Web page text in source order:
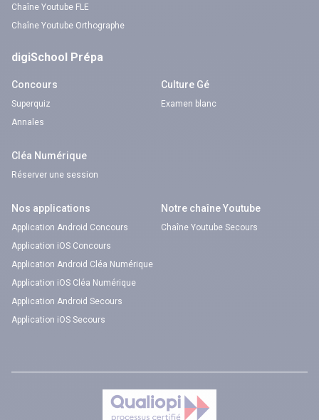
Chaîne Youtube FLE
Chaîne Youtube Orthographe
digiSchool Prépa
Concours
Superquiz
Annales
Culture Gé
Examen blanc
Cléa Numérique
Réserver une session
Nos applications
Application Android Concours
Application iOS Concours
Application Android Cléa Numérique
Application iOS Cléa Numérique
Application Android Secours
Application iOS Secours
Notre chaîne Youtube
Chaîne Youtube Secours